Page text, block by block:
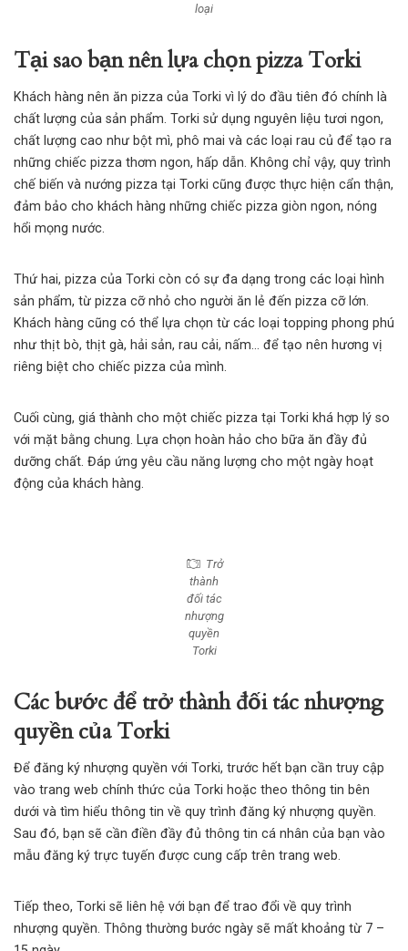
loại
Tại sao bạn nên lựa chọn pizza Torki
Khách hàng nên ăn pizza của Torki vì lý do đầu tiên đó chính là
chất lượng của sản phẩm. Torki sử dụng nguyên liệu tươi ngon,
chất lượng cao như bột mì, phô mai và các loại rau củ để tạo ra
những chiếc pizza thơm ngon, hấp dẫn. Không chỉ vậy, quy trình
chế biến và nướng pizza tại Torki cũng được thực hiện cẩn thận,
đảm bảo cho khách hàng những chiếc pizza giòn ngon, nóng
hổi mọng nước.
Thứ hai, pizza của Torki còn có sự đa dạng trong các loại hình
sản phẩm, từ pizza cỡ nhỏ cho người ăn lẻ đến pizza cỡ lớn.
Khách hàng cũng có thể lựa chọn từ các loại topping phong phú
như thịt bò, thịt gà, hải sản, rau cải, nấm… để tạo nên hương vị
riêng biệt cho chiếc pizza của mình.
Cuối cùng, giá thành cho một chiếc pizza tại Torki khá hợp lý so
với mặt bằng chung. Lựa chọn hoàn hảo cho bữa ăn đầy đủ
dưỡng chất. Đáp ứng yêu cầu năng lượng cho một ngày hoạt
động của khách hàng.
Trở
thành
đối tác
nhượng
quyền
Torki
Các bước để trở thành đối tác nhượng
quyền của Torki
Để đăng ký nhượng quyền với Torki, trước hết bạn cần truy cập
vào trang web chính thức của Torki hoặc theo thông tin bên
dưới và tìm hiểu thông tin về quy trình đăng ký nhượng quyền.
Sau đó, bạn sẽ cần điền đầy đủ thông tin cá nhân của bạn vào
mẫu đăng ký trực tuyến được cung cấp trên trang web.
Tiếp theo, Torki sẽ liên hệ với bạn để trao đổi về quy trình
nhượng quyền. Thông thường bước ngày sẽ mất khoảng từ 7 –